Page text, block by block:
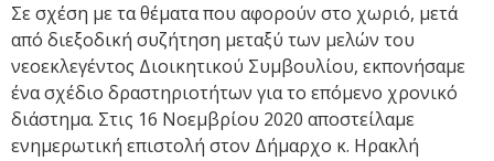
Σε σχέση με τα θέματα που αφορούν στο χωριό, μετά
από διεξοδική συζήτηση μεταξύ των μελών του
νεοεκλεγέντος Διοικητικού Συμβουλίου, εκπονήσαμε
ένα σχέδιο δραστηριοτήτων για το επόμενο χρονικό
διάστημα. Στις 16 Νοεμβρίου 2020 αποστείλαμε
ενημερωτική επιστολή στον Δήμαρχο κ. Ηρακλή